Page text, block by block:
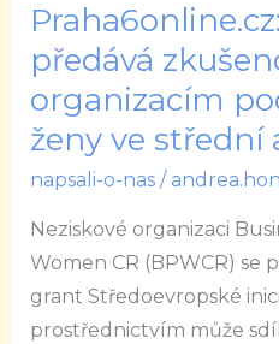
předává
organizacím
ženy ve střední
napsali-o-nas/
Neziskové organizaci
Women CR (BPWCR) se
grant Středoevropské
prostřednictvím může
Praha6online.cz:
BPWCR
předává
zkušenosti
organizacím
podporujícím
ženy
ve
střední